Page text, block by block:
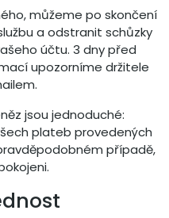
můžeme po skončení
a odstranit schůzky
účtu. 3 dny před
upozorníme držitele
jsou jednoduché:
plateb provedených
případě,